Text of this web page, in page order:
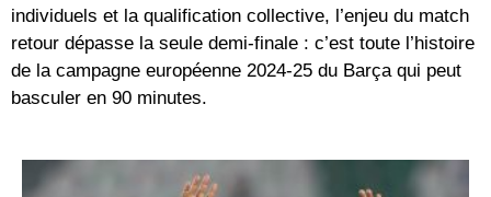
individuels et la qualification collective, l’enjeu du match
retour dépasse la seule demi-finale : c’est toute l’histoire
de la campagne européenne 2024-25 du Barça qui peut
basculer en 90 minutes.